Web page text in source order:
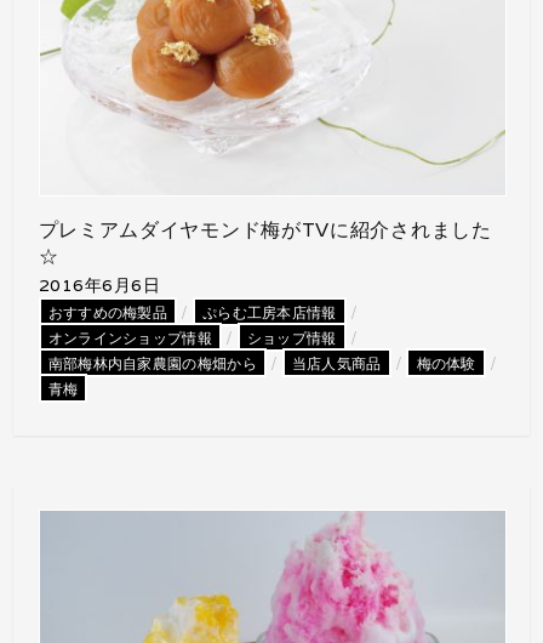
プレミアムダイヤモンド梅がTVに紹介されました
☆
2016年6月6日
おすすめの梅製品 / ぷらむ工房本店情報 /
オンラインショップ情報 / ショップ情報 /
南部梅林内自家農園の梅畑から / 当店人気商品 / 梅の体験 /
青梅